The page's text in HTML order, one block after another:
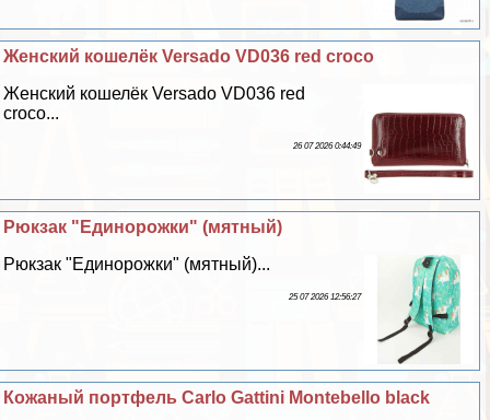
Женский кошелёк Versado VD036 red croco
Женский кошелёк Versado VD036 red
croco...
26 07 2026 0:44:49
Рюкзак "Единорожки" (мятный)
Рюкзак "Единорожки" (мятный)...
25 07 2026 12:56:27
Кожаный портфель Carlo Gattini Montebello black